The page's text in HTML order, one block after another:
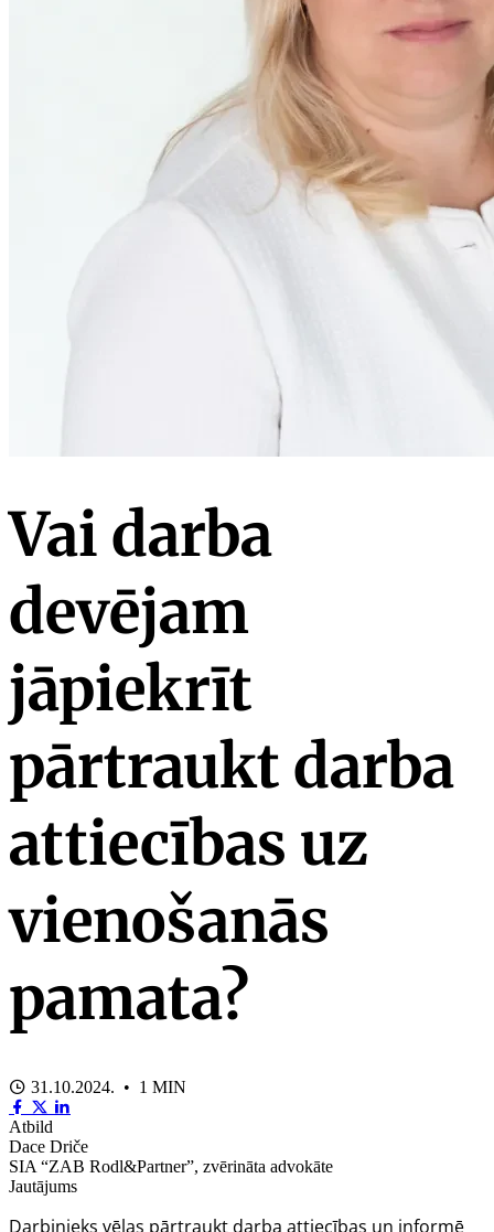
Vai darba
devējam
jāpiekrīt
pārtraukt darba
attiecības uz
vienošanās
pamata?
31.10.2024. • 1 MIN
Atbild
Dace Driče
SIA “ZAB Rodl&Partner”, zvērināta advokāte
Jautājums
Darbinieks vēlas pārtraukt darba attiecības un informē